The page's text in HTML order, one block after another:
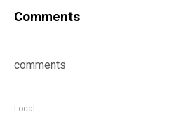
Comments
comments
Local